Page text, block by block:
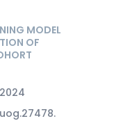
MODEL
OF